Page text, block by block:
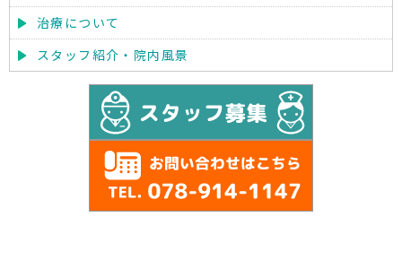
治療について
スタッフ紹介・院内風景